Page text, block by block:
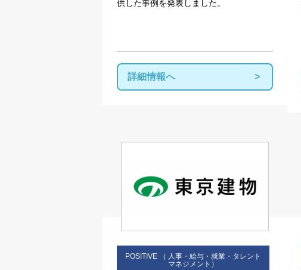
供した事例を発表しました。
詳細情報へ
POSITIVE （ 人事・給与・就業・タレント
マネジメント）